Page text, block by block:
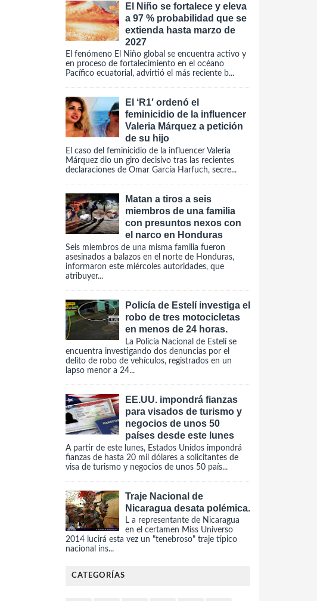
El Niño se fortalece y eleva
a 97 % probabilidad que se
extienda hasta marzo de
2027
El fenómeno El Niño global se encuentra activo y
en proceso de fortalecimiento en el océano
Pacífico ecuatorial, advirtió el más reciente b...
El ‘R1′ ordenó el
feminicidio de la influencer
Valeria Márquez a petición
de su hijo
El caso del feminicidio de la influencer Valeria
Márquez dio un giro decisivo tras las recientes
declaraciones de Omar García Harfuch, secre...
Matan a tiros a seis
miembros de una familia
con presuntos nexos con
el narco en Honduras
Seis miembros de una misma familia fueron
asesinados a balazos en el norte de Honduras,
informaron este miércoles autoridades, que
atribuyer...
Policía de Estelí investiga el
robo de tres motocicletas
en menos de 24 horas.
La Policía Nacional de Estelí se
encuentra investigando dos denuncias por el
delito de robo de vehículos, registrados en un
lapso menor a 24...
EE.UU. impondrá fianzas
para visados de turismo y
negocios de unos 50
países desde este lunes
A partir de este lunes, Estados Unidos impondrá
fianzas de hasta 20 mil dólares a solicitantes de
visa de turismo y negocios de unos 50 país...
Traje Nacional de
Nicaragua desata polémica.
L a representante de Nicaragua
en el certamen Miss Universo
2014 lucirá esta vez un "tenebroso" traje típico
nacional ins...
CATEGORÍAS